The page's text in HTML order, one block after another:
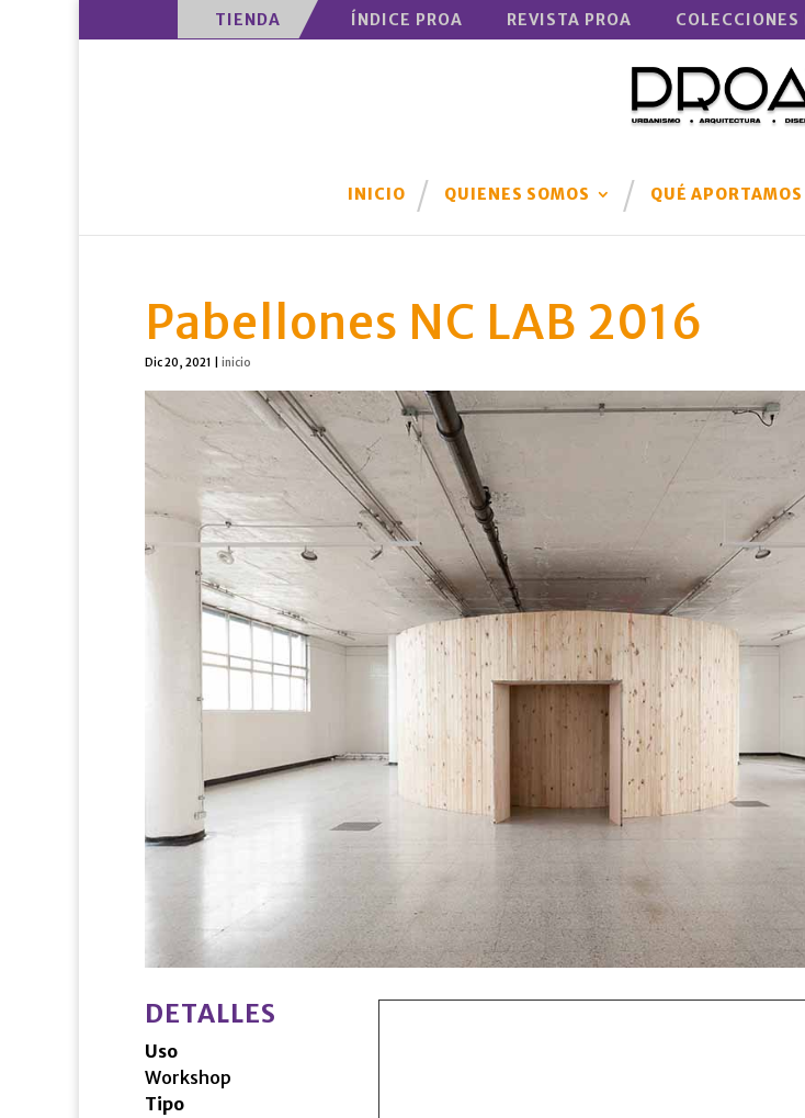
TIENDA ÍNDICE PROA REVISTA PROA COLECCIONES
INICIO QUIENES SOMOS QUÉ APORTAMOS
Pabellones NC LAB 2016
Dic 20, 2021 inicio
DETALLES
Uso
Workshop
Tipo